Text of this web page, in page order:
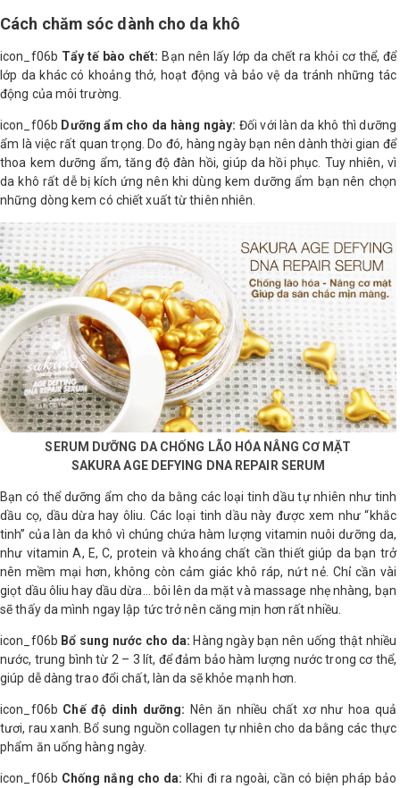
Cách chăm sóc dành cho da khô
icon_f06b Tẩy tế bào chết: Bạn nên lấy lớp da chết ra khỏi cơ thể, để
lớp da khác có khoảng thở, hoạt động và bảo vệ da tránh những tác
động của môi trường.
icon_f06b Dưỡng ẩm cho da hàng ngày: Đối với làn da khô thì dưỡng
ẩm là việc rất quan trọng. Do đó, hàng ngày bạn nên dành thời gian để
thoa kem dưỡng ẩm, tăng độ đàn hồi, giúp da hồi phục. Tuy nhiên, vì
da khô rất dễ bị kích ứng nên khi dùng kem dưỡng ẩm bạn nên chọn
những dòng kem có chiết xuất từ thiên nhiên.
SERUM DƯỠNG DA CHỐNG LÃO HÓA NÂNG CƠ MẶT
SAKURA AGE DEFYING DNA REPAIR SERUM
Bạn có thể dưỡng ẩm cho da bằng các loại tinh dầu tự nhiên như tinh
dầu cọ, dầu dừa hay ôliu. Các loại tinh dầu này được xem như “khắc
tinh” của làn da khô vì chúng chứa hàm lượng vitamin nuôi dưỡng da,
như vitamin A, E, C, protein và khoáng chất cần thiết giúp da bạn trở
nên mềm mại hơn, không còn cảm giác khô ráp, nứt nẻ. Chỉ cần vài
giọt dầu ôliu hay dầu dừa... bôi lên da mặt và massage nhẹ nhàng, bạn
sẽ thấy da mình ngay lập tức trở nên căng mịn hơn rất nhiều.
icon_f06b Bổ sung nước cho da: Hàng ngày bạn nên uống thật nhiều
nước, trung bình từ 2 – 3 lít, để đảm bảo hàm lượng nước trong cơ thể,
giúp dễ dàng trao đổi chất, làn da sẽ khỏe mạnh hơn.
icon_f06b Chế độ dinh dưỡng: Nên ăn nhiều chất xơ như hoa quả
tươi, rau xanh. Bổ sung nguồn collagen tự nhiên cho da bằng các thực
phẩm ăn uống hàng ngày.
icon_f06b Chống nắng cho da: Khi đi ra ngoài, cần có biện pháp bảo